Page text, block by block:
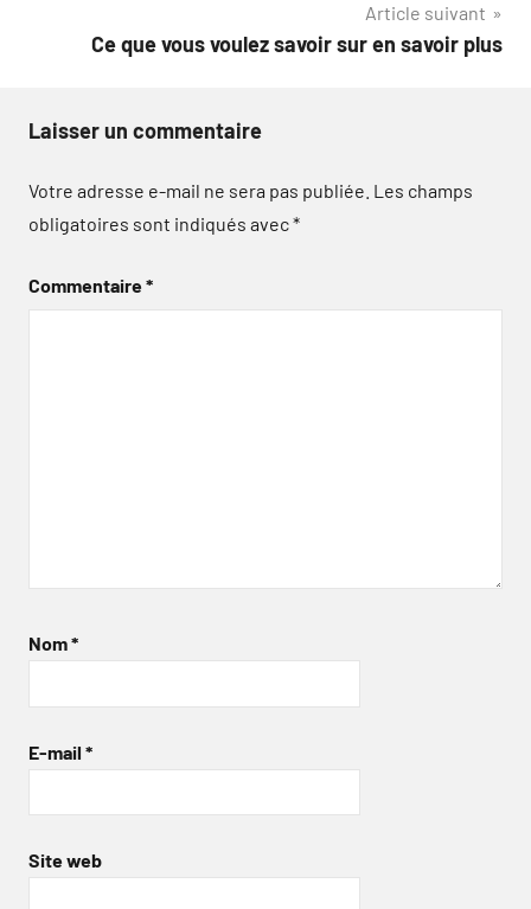
Article suivant
Ce que vous voulez savoir sur en savoir plus
Laisser un commentaire
Votre adresse e-mail ne sera pas publiée. Les champs
obligatoires sont indiqués avec*
Commentaire*
Nom*
E-mail *
Site web